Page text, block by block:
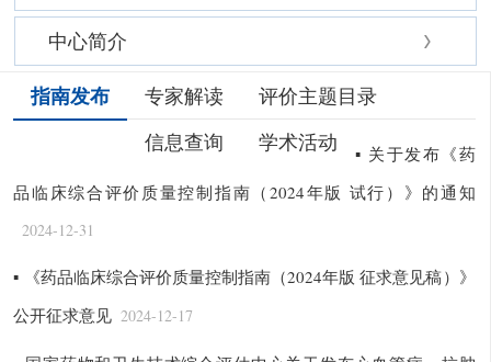
中心简介
指南发布 专家解读
评价主题目录
信息查询
学术活动
▪ 关于发布《药
品临床综合评价质量控制指南（2024年版 试行）》的通知
2024-12-31
▪ 《药品临床综合评价质量控制指南（2024年版 征求意见稿）》
公开征求意见 2024-12-17